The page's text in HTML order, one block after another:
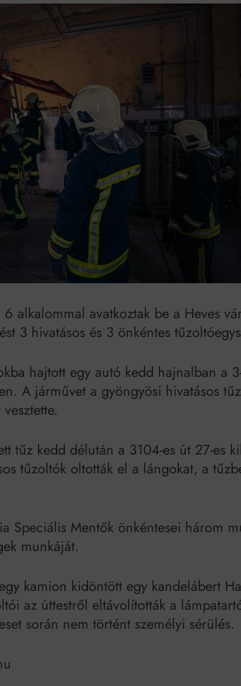
Ingatlanpiaci szakértők szerint akár 5 százalékkal is
Munkácsy nem
Karinthy Frigyes: a
Mindenki a világot akarja
alkalommal avatkoztak be a Heves
3 hivatásos és 3 önkéntes
hajtott egy autó kedd hajnalban a
A járművet a gyöngyösi hivatásos
tűz kedd délután a 3104-es út 27-es
tűzoltók oltották el a lángokat, a
Speciális Mentők önkéntesei három
munkáját.
kamion kidöntött egy kandelábert
az úttestről eltávolították a
során nem történt személyi sérülés.